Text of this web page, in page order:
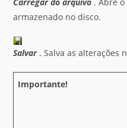
armazenado no disco.
Salvar. Salva as alterações
Importante!